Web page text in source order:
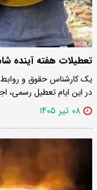
تعطیلات هفته آینده
یک کارشناس حقوق و روابط
در این ایام تعطیل رسمی،
۰۸ تیر ۱۴۰۵